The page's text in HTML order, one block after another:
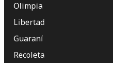
Olimpia
Libertad
Guaraní
Recoleta